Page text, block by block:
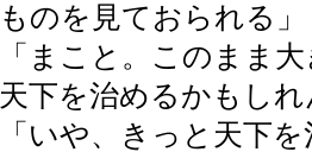
ものを見ておられる」
「まこと。このまま
天下を治めるかもしれ
「いや、きっと天下